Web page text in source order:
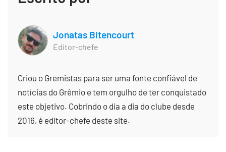
Jonatas Bitencourt
Editor-chefe
Criou o Gremistas para ser uma fonte confiável de
notícias do Grêmio e tem orgulho de ter conquistado
este objetivo. Cobrindo o dia a dia do clube desde
2016, é editor-chefe deste site.